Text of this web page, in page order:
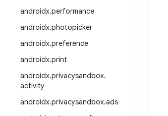
androidx.performance
androidx.photopicker
androidx.preference
androidx.print
androidx.privacysandbox.
activity
androidx.privacysandbox.ads